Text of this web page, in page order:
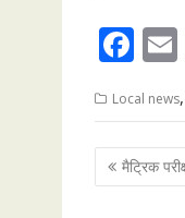
F
e
b
o
l
Local news,
Post
मैट्रिक